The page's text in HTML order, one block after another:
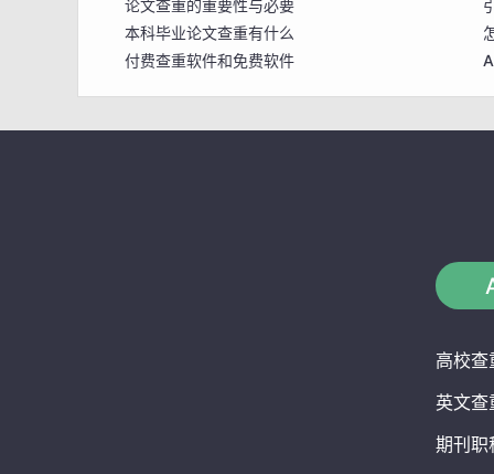
论文查重的重要性与必要
本科毕业论文查重有什么
付费查重软件和免费软件
高校查
英文查
期刊职